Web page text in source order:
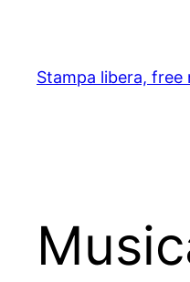
content
Stampa libera,